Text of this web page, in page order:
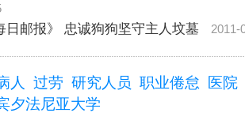
日邮报》 忠诚狗狗坚守主人坟墓 2011-
人 过劳 研究人员 职业倦怠
医院
夕法尼亚大学